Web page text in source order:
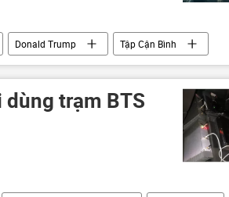
Donald Trump
Tập Cận Bình
Báo chí thế giới
trạm BTS